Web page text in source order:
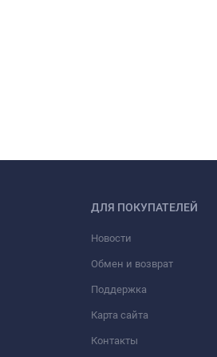
ДЛЯ ПОКУПАТЕЛЕЙ
Новости
Обмен и возврат
Поддержка
Карта сайта
Контакты